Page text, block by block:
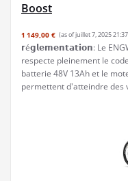
Boost
1 149,00 € (as of juillet 7, 2025
𝗿é𝗴𝗹𝗲𝗺𝗲𝗻𝘁𝗮𝘁𝗶𝗼𝗻: Le
respecte pleinement le
batterie 48V 13Ah et le
permettent d'atteindre des